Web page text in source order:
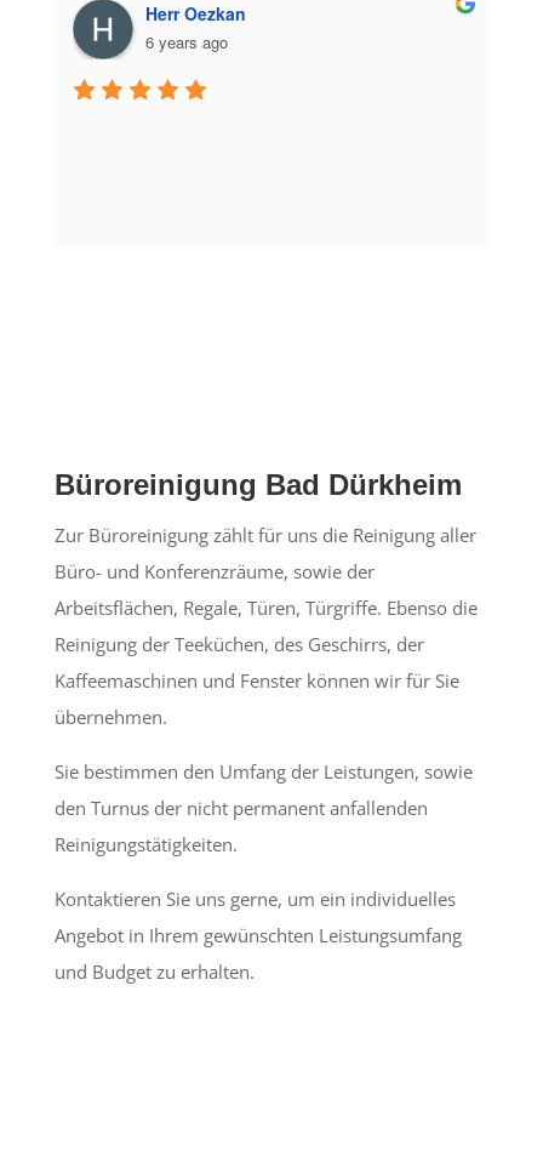
Herr Oezkan
6 years ago
Büroreinigung Bad Dürkheim
Zur Büroreinigung zählt für uns die Reinigung aller
Büro- und Konferenzräume, sowie der
Arbeitsflächen, Regale, Türen, Türgriffe. Ebenso die
Reinigung der Teeküchen, des Geschirrs, der
Kaffeemaschinen und Fenster können wir für Sie
übernehmen.
Sie bestimmen den Umfang der Leistungen, sowie
den Turnus der nicht permanent anfallenden
Reinigungstätigkeiten.
Kontaktieren Sie uns gerne, um ein individuelles
Angebot in Ihrem gewünschten Leistungsumfang
und Budget zu erhalten.